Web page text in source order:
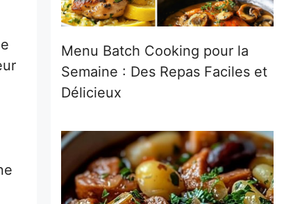
Menu Batch Cooking pour la
Semaine : Des Repas Faciles et
Délicieux